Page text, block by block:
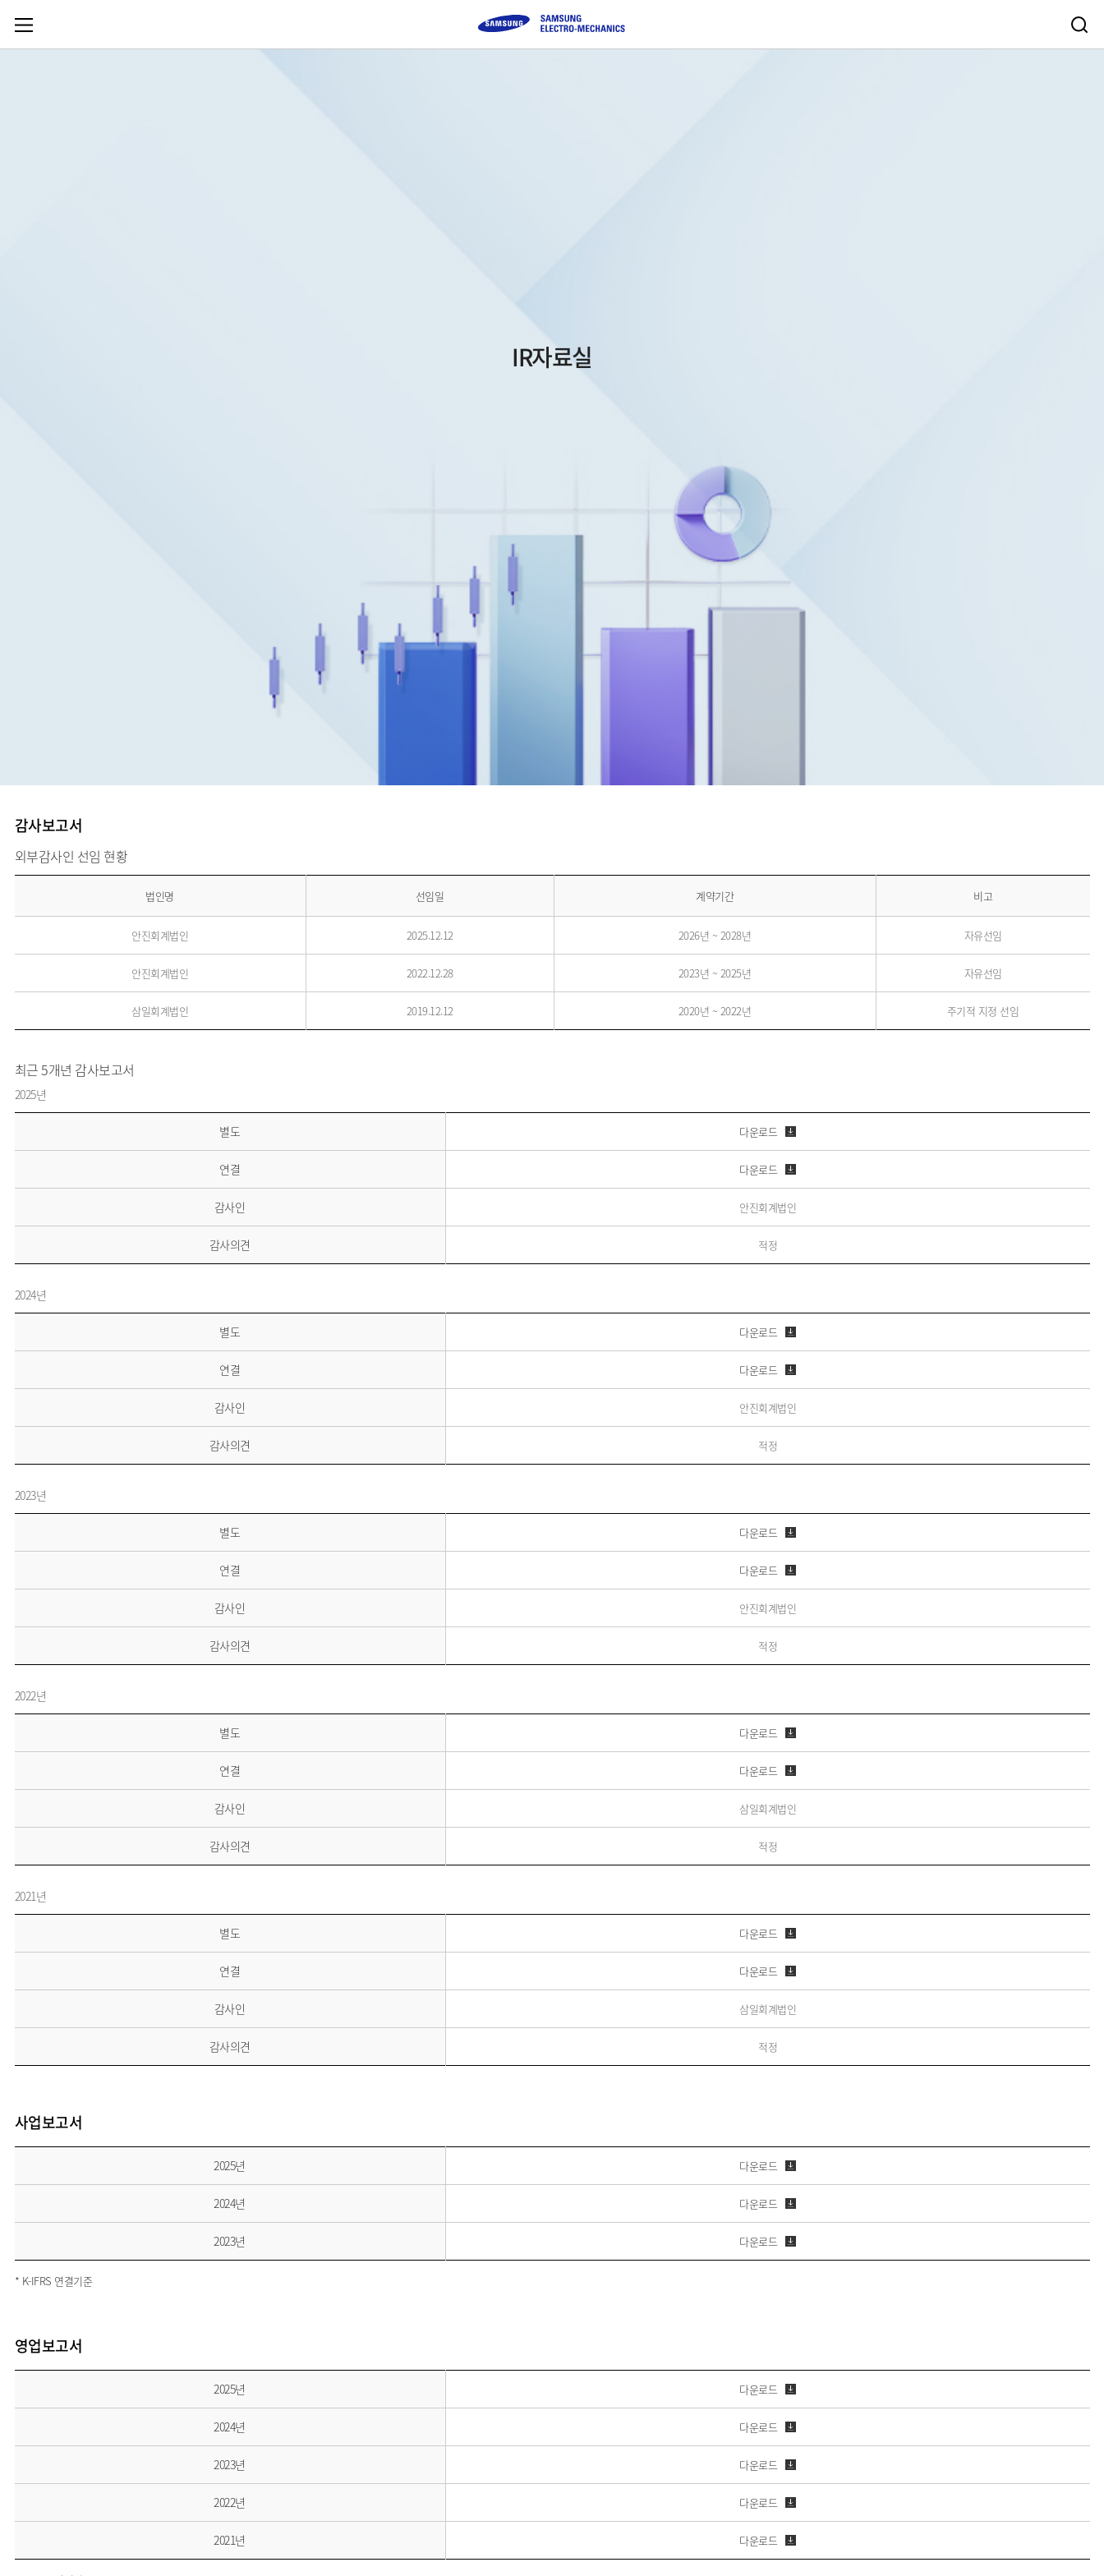
IR자료실
감사보고서
외부감사인 선임 현황
법인명 선임일 계약기간 비고
안진회계법인 2025.12.12 2026년 ~ 2028년 자유선임
안진회계법인 2022.12.28 2023년 ~ 2025년 자유선임
삼일회계법인 2019.12.12 2020년 ~ 2022년 주기적 지정 선임
최근 5개년 감사보고서
2025년
별도 다운로드
연결 다운로드
감사인 안진회계법인
감사의견 적정
2024년
별도 다운로드
연결 다운로드
감사인 안진회계법인
감사의견 적정
2023년
별도 다운로드
연결 다운로드
감사인 안진회계법인
감사의견 적정
2022년
별도 다운로드
연결 다운로드
감사인 삼일회계법인
감사의견 적정
2021년
별도 다운로드
연결 다운로드
감사인 삼일회계법인
감사의견 적정
사업보고서
2025년 다운로드
2024년 다운로드
2023년 다운로드
* K-IFRS 연결기준
영업보고서
2025년 다운로드
2024년 다운로드
2023년 다운로드
2022년 다운로드
2021년 다운로드